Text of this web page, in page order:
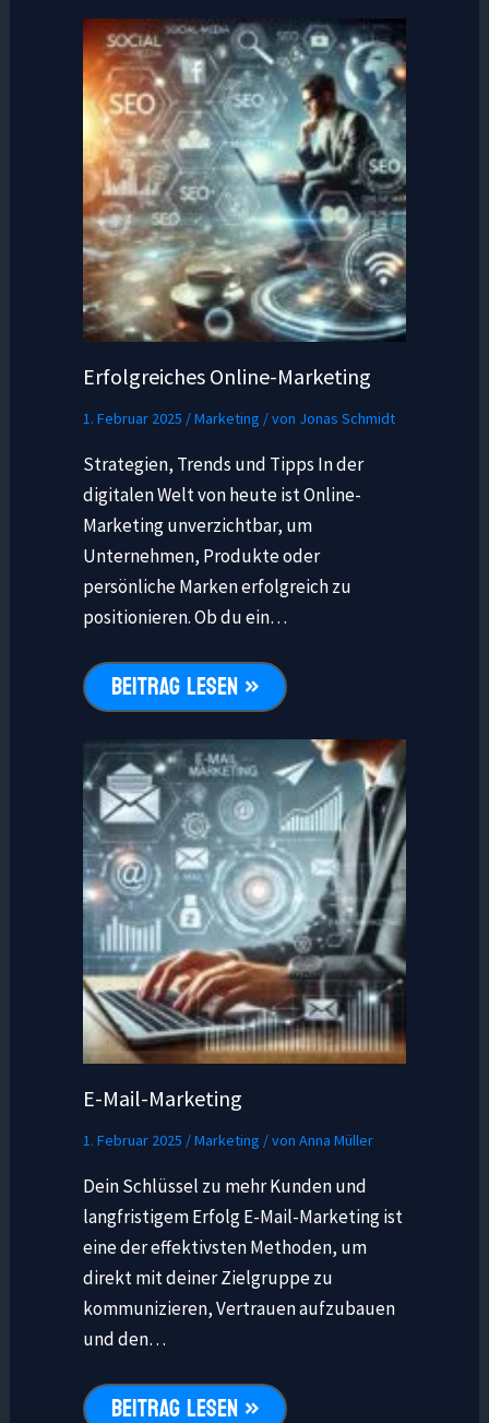
Erfolgreiches Online-Marketing
1. Februar 2025 /Marketing / von Jonas Schmidt
Strategien, Trends und Tipps In der
digitalen Welt von heute ist Online-
Marketing unverzichtbar, um
Unternehmen, Produkte oder
persönliche Marken erfolgreich zu
positionieren. Ob du ein…
BEITRAG LESEN »
E-Mail-Marketing
1. Februar 2025 /Marketing / von Anna Müller
Dein Schlüssel zu mehr Kunden und
langfristigem Erfolg E-Mail-Marketing ist
eine der effektivsten Methoden, um
direkt mit deiner Zielgruppe zu
kommunizieren, Vertrauen aufzubauen
und den…
BEITRAG LESEN »